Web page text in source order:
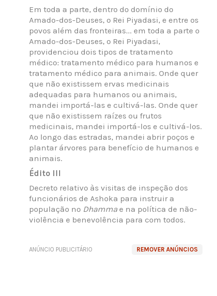
Em toda a parte, dentro do domínio do
Amado-dos-Deuses, o Rei Piyadasi, e entre os
povos além das fronteiras... em toda a parte o
Amado-dos-Deuses, o Rei Piyadasi,
providenciou dois tipos de tratamento
médico: tratamento médico para humanos e
tratamento médico para animais. Onde quer
que não existissem ervas medicinais
adequadas para humanos ou animais,
mandei importá-las e cultivá-las. Onde quer
que não existissem raízes ou frutos
medicinais, mandei importá-los e cultivá-los.
Ao longo das estradas, mandei abrir poços e
plantar árvores para benefício de humanos e
animais.
Édito III
Decreto relativo às visitas de inspeção dos
funcionários de Ashoka para instruir a
população no Dhammae na política de não-
violência e benevolência para com todos.
REMOVER ANÚNCIOS
ANÚNCIO PUBLICITÁRIO